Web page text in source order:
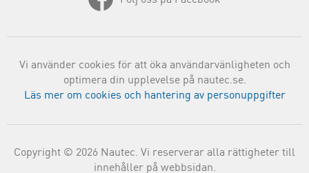
Vi använder cookies för att öka användarvänligheten och
optimera din upplevelse på nautec.se.
Läs mer om cookies och hantering av personuppgifter
Copyright © 2026 Nautec. Vi reserverar alla rättigheter till
innehåller på webbsidan.